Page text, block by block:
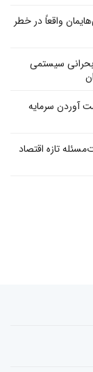
واقعاً در خطر
بحرانی سیستمی
آوردن سرمایه
تازه اقتصاد